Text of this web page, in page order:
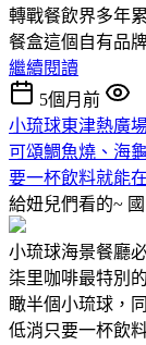
轉戰餐飲界多年
餐盒這個自有品
繼續閱讀
5個月前
小琉球東津熱廣
可頌鯛魚燒、海
要一杯飲料就能
給妞兒們看的~
小琉球海景餐廳
柒里咖啡最特別
瞰半個小琉球，
低消只要一杯飲